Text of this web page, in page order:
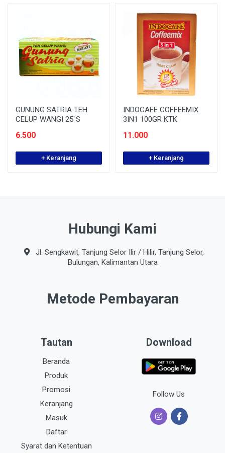
GUNUNG SATRIA TEH
CELUP WANGI 25`S
6.500
+ Keranjang
INDOCAFE COFFEEMIX
3IN1 100GR KTK
11.000
+ Keranjang
Hubungi Kami
Jl. Sengkawit, Tanjung Selor Ilir / Hilir, Tanjung Selor,
Bulungan, Kalimantan Utara
Metode Pembayaran
Tautan
Beranda
Produk
Promosi
Keranjang
Masuk
Daftar
Syarat dan Ketentuan
Download
Follow Us